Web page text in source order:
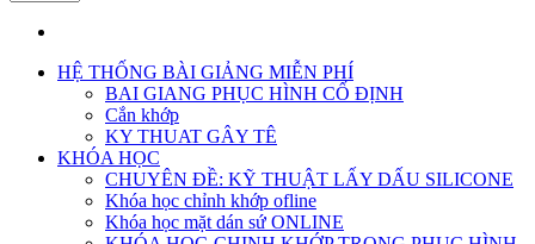
HỆ THỐNG BÀI GIẢNG MIỄN PHÍ
BAI GIANG PHỤC HÌNH CỐ ĐỊNH
Cắn khớp
KY THUAT GÂY TÊ
KHÓA HỌC
CHUYÊN ĐỀ: KỸ THUẬT LẤY DẤU SILICONE
Khóa học chỉnh khớp ofline
Khóa học mặt dán sứ ONLINE